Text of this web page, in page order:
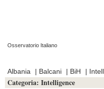
Osservatorio Italiano
Albania
| Balcani | BiH |
Categoria: Intelligence